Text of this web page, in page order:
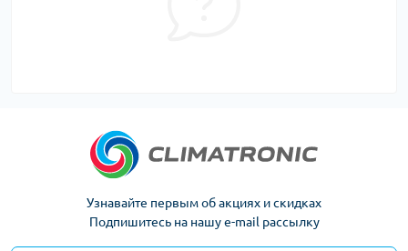
Узнавайте первым об акциях и скидках
Подпишитесь на нашу e-mail рассылку